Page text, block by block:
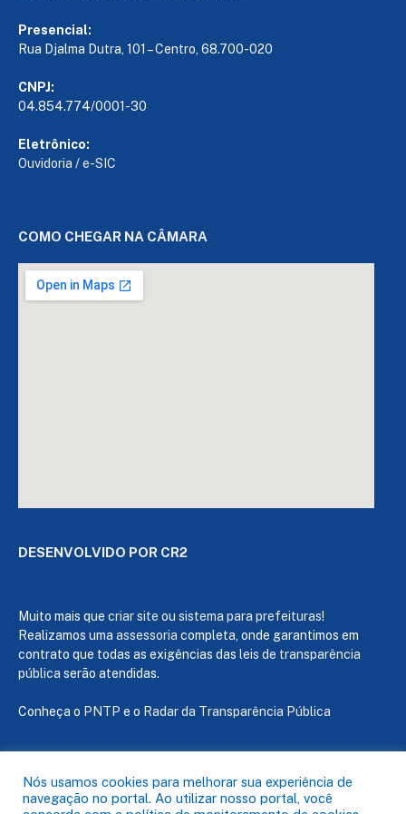
Presencial:
Rua Djalma Dutra, 101 – Centro, 68.700-020
CNPJ:
04.854.774/0001-30
Eletrônico:
Ouvidoria /e-SIC
COMO CHEGAR NA CÂMARA
DESENVOLVIDO POR CR2
Muito mais que criar site ou sistema para prefeituras!
Realizamos uma assessoria completa, onde garantimos em
contrato que todas as exigências das leis de transparência
pública serão atendidas.
Conheça o PNTP e o Radar da Transparência Pública
Todos os direitos reservados a Câmara de Capanema
Nós usamos cookies para melhorar sua experiência de
navegação no portal. Ao utilizar nosso portal, você